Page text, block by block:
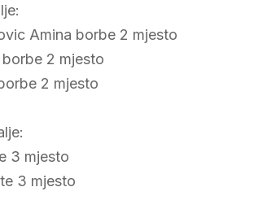
Amina borbe 2 mjesto
2 mjesto
2 mjesto
3 mjesto
3 mjesto